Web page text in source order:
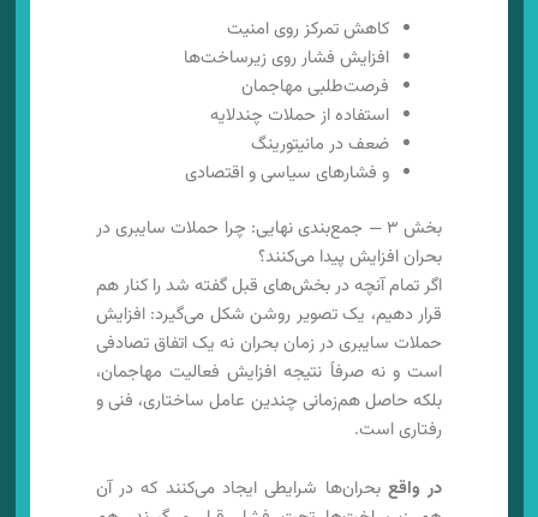
کاهش تمرکز روی امنیت
افزایش فشار روی زیرساخت‌ها
فرصت‌طلبی مهاجمان
استفاده از حملات چندلایه
ضعف در مانیتورینگ
و فشارهای سیاسی و اقتصادی
بخش ۳ — جمع‌بندی نهایی: چرا حملات سایبری در
بحران افزایش پیدا می‌کنند؟
اگر تمام آنچه در بخش‌های قبل گفته شد را کنار هم
قرار دهیم، یک تصویر روشن شکل می‌گیرد: افزایش
حملات سایبری در زمان بحران نه یک اتفاق تصادفی
است و نه صرفاً نتیجه افزایش فعالیت مهاجمان،
بلکه حاصل هم‌زمانی چندین عامل ساختاری، فنی و
رفتاری است.
در واقع بحران‌ها شرایطی ایجاد می‌کنند که در آن